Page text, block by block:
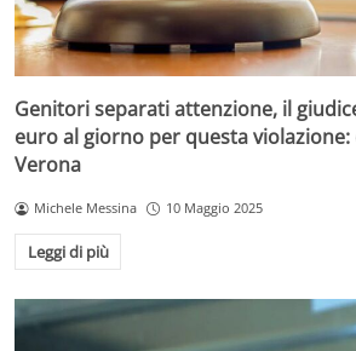
Genitori separati attenzione, il
euro al giorno per questa violazione:
Verona
Michele Messina 10 Maggio 2025
Leggi di più